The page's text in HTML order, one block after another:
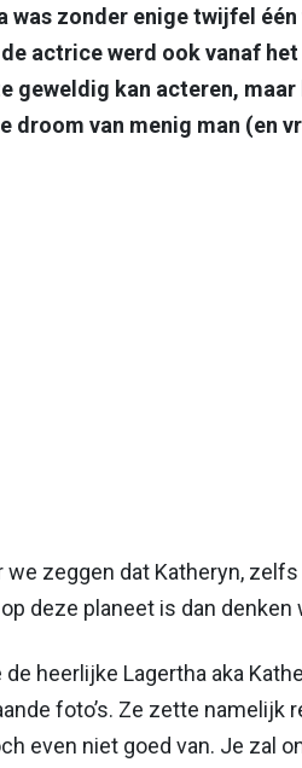
was zonder enige twijfel
actrice werd ook vanaf
geweldig kan acteren,
droom van menig man (en
we zeggen dat Katheryn,
deze planeet is dan
heerlijke Lagertha aka
foto’s. Ze zette namelijk
even niet goed van. Je zal